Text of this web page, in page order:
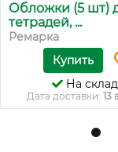
Обложки (5 шт)
тетрадей, ...
Ремарка
Купить
На
Дата доставки: 13